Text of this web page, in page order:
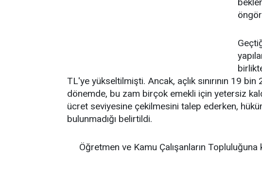
TL'ye yükseltilmişti. Ancak, açlık sınırının 19
dönemde, bu zam birçok emekli için yetersiz
ücret seviyesine çekilmesini talep ederken,
bulunmadığı belirtildi.
Öğretmen ve Kamu Çalışanların Topluluğuna